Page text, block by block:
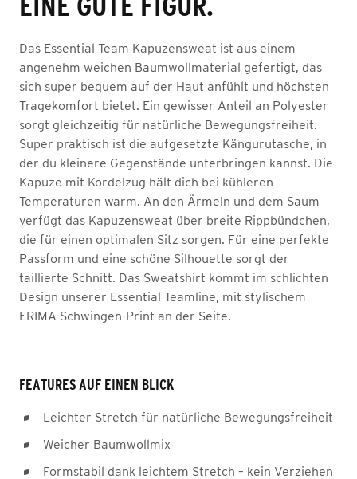
Das Essential Team Kapuzensweat ist aus einem
angenehm weichen Baumwollmaterial gefertigt, das
sich super bequem auf der Haut anfühlt und höchsten
Tragekomfort bietet. Ein gewisser Anteil an Polyester
sorgt gleichzeitig für natürliche Bewegungsfreiheit.
Super praktisch ist die aufgesetzte Kängurutasche, in
der du kleinere Gegenstände unterbringen kannst. Die
Kapuze mit Kordelzug hält dich bei kühleren
Temperaturen warm. An den Ärmeln und dem Saum
verfügt das Kapuzensweat über breite Rippbündchen,
die für einen optimalen Sitz sorgen. Für eine perfekte
Passform und eine schöne Silhouette sorgt der
taillierte Schnitt. Das Sweatshirt kommt im schlichten
Design unserer Essential Teamline, mit stylischem
ERIMA Schwingen-Print an der Seite.
FEATURES AUF EINEN BLICK
Leichter Stretch für natürliche Bewegungsfreiheit
Weicher Baumwollmix
Formstabil dank leichtem Stretch – kein Verziehen